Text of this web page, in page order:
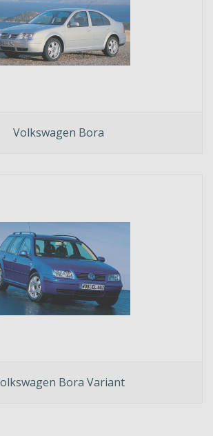
Volkswagen Bora
Bora Variant